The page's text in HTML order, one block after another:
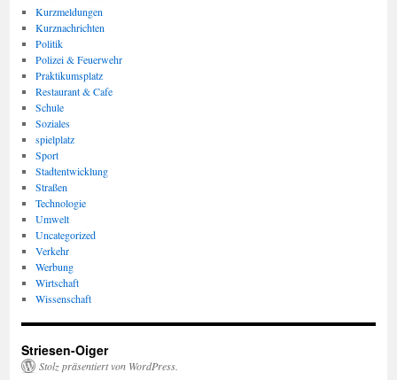
Kurzmeldungen
Kurznachrichten
Politik
Polizei & Feuerwehr
Praktikumsplatz
Restaurant & Cafe
Schule
Soziales
spielplatz
Sport
Stadtentwicklung
Straßen
Technologie
Umwelt
Uncategorized
Verkehr
Werbung
Wirtschaft
Wissenschaft
Striesen-Oiger
Stolz präsentiert von WordPress.